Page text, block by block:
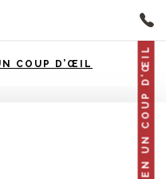
COUP D’ŒIL
EN UN COUP D’ŒIL